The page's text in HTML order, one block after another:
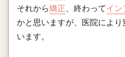
それから矯正 、終わってイン
かと思いますが、医院によ
います。